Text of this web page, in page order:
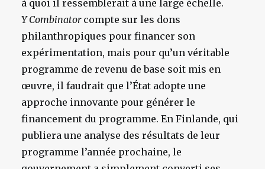
à quoi il ressemblerait à une large échelle.
Y Combinatorcompte sur les dons
philanthropiques pour financer son
expérimentation, mais pour qu’un véritable
programme de revenu de base soit mis en
œuvre, il faudrait que l’État adopte une
approche innovante pour générer le
financement du programme. En Finlande, qui
publiera une analyse des résultats de leur
programme l’année prochaine, le